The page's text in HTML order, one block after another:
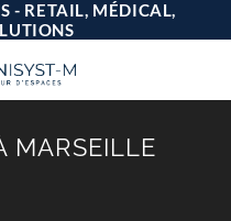
- RETAIL, MÉDICAL,
MARSEILLE